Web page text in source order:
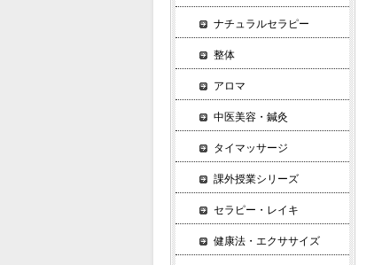
ナチュラルセラピー
整体
アロマ
中医美容・鍼灸
タイマッサージ
課外授業シリーズ
セラピー・レイキ
健康法・エクササイズ